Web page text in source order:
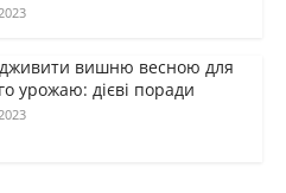
вишню весною для
урожаю: дієві поради